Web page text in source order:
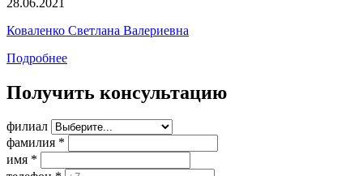
Коваленко Светлана Валериевна
Подробнее
Получить консультацию
филиал
фамилия *
имя *